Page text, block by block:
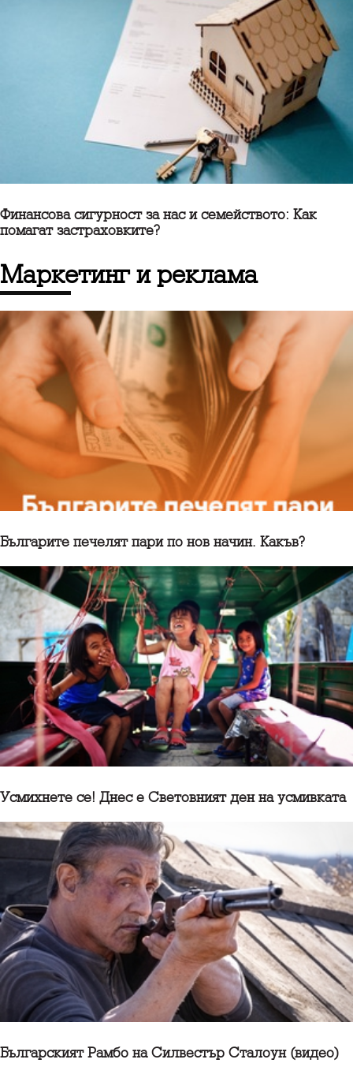
Финансова сигурност за нас и семейството: Как
помагат застраховките?
маркетинг и реклама
Българите печелят пари по нов начин. Какъв?
Усмихнете се! Днес е Световният ден на усмивката
Българският Рамбо на Силвестър Сталоун (видео)